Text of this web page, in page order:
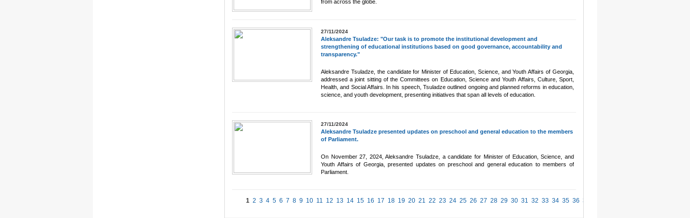
from across the globe.
27/11/2024
Aleksandre Tsuladze: "Our task is to promote the institutional development and
strengthening of educational institutions based on good governance, accountability and
transparency."
Aleksandre Tsuladze, the candidate for Minister of Education, Science, and Youth Affairs of Georgia,
addressed a joint sitting of the Committees on Education, Science and Youth Affairs, Culture, Sport,
Health, and Social Affairs. In his speech, Tsuladze outlined ongoing and planned reforms in education,
science, and youth development, presenting initiatives that span all levels of education.
27/11/2024
Aleksandre Tsuladze presented updates on preschool and general education to the members
of Parliament.
On November 27, 2024, Aleksandre Tsuladze, a candidate for Minister of Education, Science, and
Youth Affairs of Georgia, presented updates on preschool and general education to members of
Parliament.
1 2 3 4 5 6 7 8 9 10 11 12 13 14 15 16 17 18 19 20 21 22 23 24 25 26 27 28 29 30 31 32 33 34 35 36 37